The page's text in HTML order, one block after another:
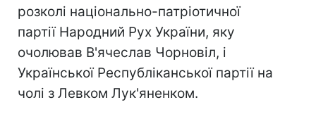
розколі національно-патріотичної
партії Народний Рух України, яку
очолював В'ячеслав Чорновіл, і
Української Республіканської партії на
чолі з Левком Лук'яненком.